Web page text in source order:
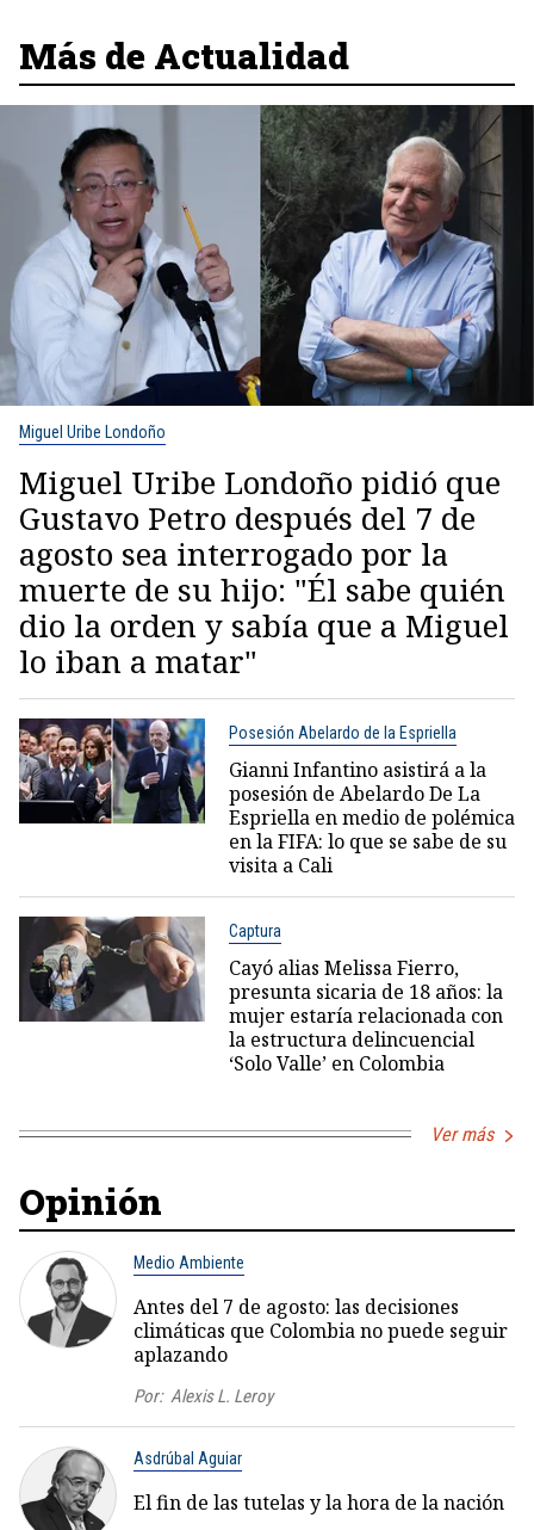
Más de Actualidad
Miguel Uribe Londoño
Miguel Uribe Londoño pidió que
Gustavo Petro después del 7 de
agosto sea interrogado por la
muerte de su hijo: "Él sabe quién
dio la orden y sabía que a Miguel
lo iban a matar"
Posesión Abelardo de la Espriella
Gianni Infantino asistirá a la
posesión de Abelardo De La
Espriella en medio de polémica
en la FIFA: lo que se sabe de su
visita a Cali
Captura
Cayó alias Melissa Fierro,
presunta sicaria de 18 años: la
mujer estaría relacionada con
la estructura delincuencial
‘Solo Valle’ en Colombia
Ver más
Opinión
Medio Ambiente
Antes del 7 de agosto: las decisiones
climáticas que Colombia no puede seguir
aplazando
Por: Alexis L. Leroy
Asdrúbal Aguiar
El fin de las tutelas y la hora de la nación